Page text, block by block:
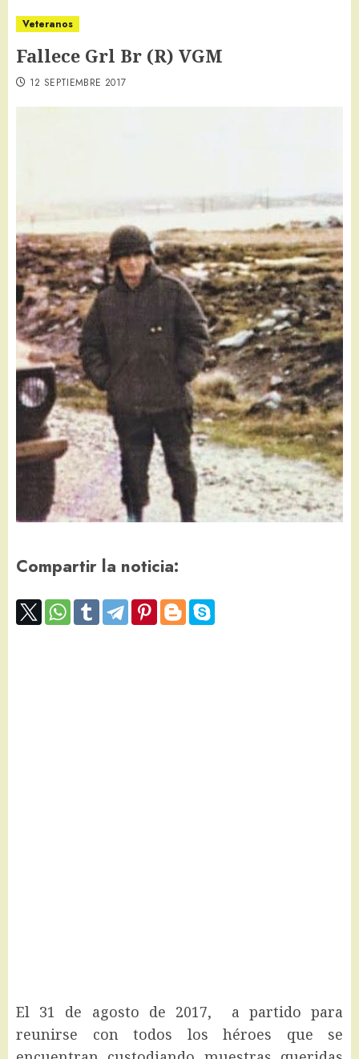
Veteranos
Fallece Grl Br (R) VGM
12 SEPTIEMBRE 2017
Compartir la noticia:
El 31 de agosto de 2017, a partido para
reunirse con todos los héroes que se